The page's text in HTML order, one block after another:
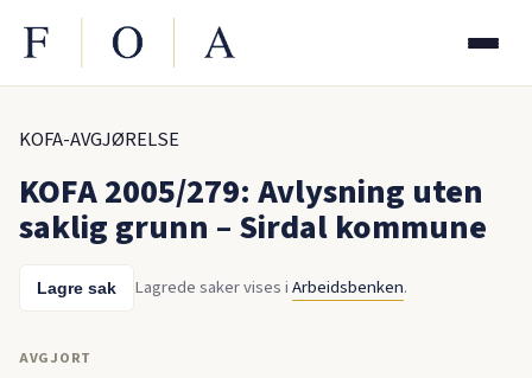
KOFA-AVGJØRELSE
KOFA 2005/279: Avlysning uten
saklig grunn – Sirdal kommune
Lagre sak Lagrede saker vises iArbeidsbenken.
AVGJORT